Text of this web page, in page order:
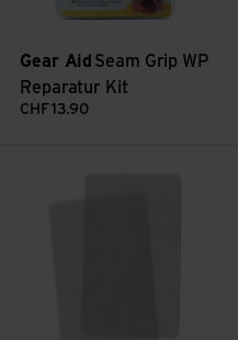
Gear Aid Seam Grip WP
Reparatur Kit
CHF 13.90